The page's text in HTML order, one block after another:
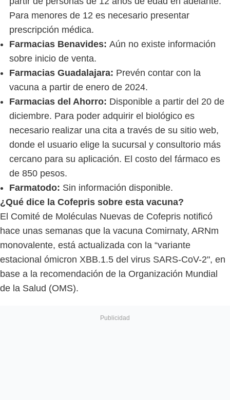
Para menores de 12 es necesario presentar
prescripción médica.
Farmacias Benavides: Aún no existe información
sobre inicio de venta.
Farmacias Guadalajara: Prevén contar con la
vacuna a partir de enero de 2024.
Farmacias del Ahorro: Disponible a partir del 20 de
diciembre. Para poder adquirir el biológico es
necesario realizar una cita a través de su sitio web,
donde el usuario elige la sucursal y consultorio más
cercano para su aplicación. El costo del fármaco es
de 850 pesos.
Farmatodo: Sin información disponible.
¿Qué dice la Cofepris sobre esta vacuna?
El Comité de Moléculas Nuevas de Cofepris notificó
hace unas semanas que la vacuna Comirnaty, ARNm
monovalente, está actualizada con la “variante
estacional ómicron XBB.1.5 del virus SARS-CoV-2", en
base a la recomendación de la Organización Mundial
de la Salud (OMS).